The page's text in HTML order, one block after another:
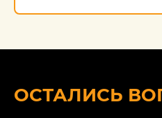
ОСТАЛИСЬ